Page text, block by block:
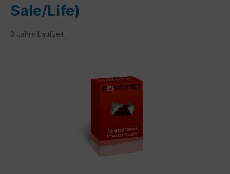
Sale/Life)
3 Jahre Laufzeit